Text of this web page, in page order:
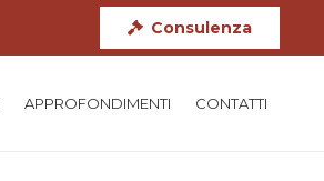
Consulenza
APPROFONDIMENTI CONTATTI